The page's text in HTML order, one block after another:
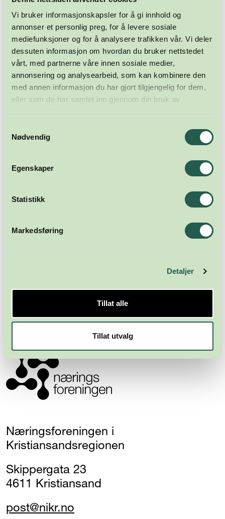
Vi bruker informasjonskapsler for å gi innhold og
annonser et personlig preg, for å levere sosiale
mediefunksjoner og for å analysere trafikken vår. Vi deler
dessuten informasjon om hvordan du bruker nettstedet
vårt, med partnerne våre innen sosiale medier,
annonsering og analysearbeid, som kan kombinere den
med annen informasjon du har gjort tilgjengelig for dem,
eller som de har samlet inn gjennom din bruk av
Nødvendig
Egenskaper
Statistikk
Markedsføring
Detaljer
Tillat alle
Tillat utvalg
Næringsforeningen i
Kristiansandsregionen
Skippergata 23
4611 Kristiansand
post@nikr.no